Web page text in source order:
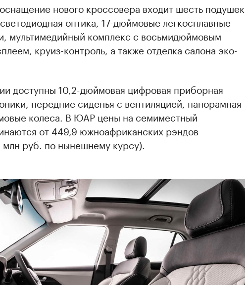
нового кроссовера входит шесть подушек
оптика, 17-дюймовые легкосплавные
мультимедийный комплекс с восьмидюймовым
круиз-контроль, а также отделка салона эко-
доступны 10,2-дюймовая цифровая приборная
передние сиденья с вентиляцией, панорамная
колеса. В ЮАР цены на семиместный
от 449,9 южноафриканских рэндов
руб. по нынешнему курсу).